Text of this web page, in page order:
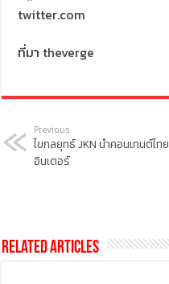
twitter.com
ที่มา theverge
Previous
ไขกลยุทธ์ JKN นำคอนเทนต์ไท
อินเตอร์
Related Articles